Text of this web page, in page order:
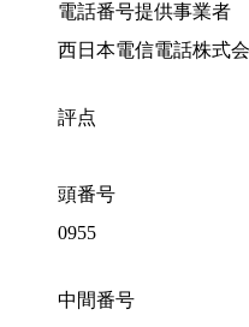
電話番号提供事業者
西日本電信電話株式
評点
頭番号
0955
中間番号